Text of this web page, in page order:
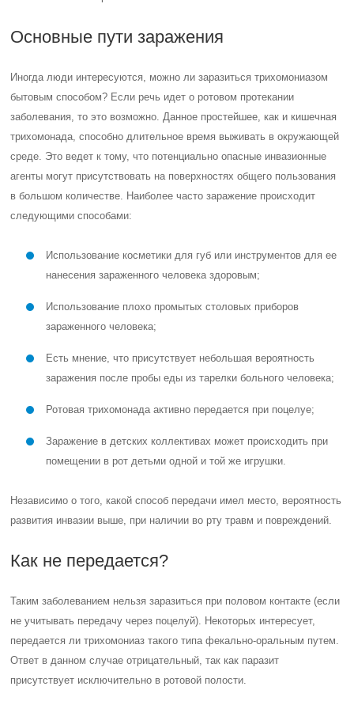
Основные пути заражения
Иногда люди интересуются, можно ли заразиться трихомониазом
бытовым способом? Если речь идет о ротовом протекании
заболевания, то это возможно. Данное простейшее, как и кишечная
трихомонада, способно длительное время выживать в окружающей
среде. Это ведет к тому, что потенциально опасные инвазионные
агенты могут присутствовать на поверхностях общего пользования
в большом количестве. Наиболее часто заражение происходит
следующими способами:
Использование косметики для губ или инструментов для ее
нанесения зараженного человека здоровым;
Использование плохо промытых столовых приборов
зараженного человека;
Есть мнение, что присутствует небольшая вероятность
заражения после пробы еды из тарелки больного человека;
Ротовая трихомонада активно передается при поцелуе;
Заражение в детских коллективах может происходить при
помещении в рот детьми одной и той же игрушки.
Независимо о того, какой способ передачи имел место, вероятность
развития инвазии выше, при наличии во рту травм и повреждений.
Как не передается?
Таким заболеванием нельзя заразиться при половом контакте (если
не учитывать передачу через поцелуй). Некоторых интересует,
передается ли трихомониаз такого типа фекально-оральным путем.
Ответ в данном случае отрицательный, так как паразит
присутствует исключительно в ротовой полости.